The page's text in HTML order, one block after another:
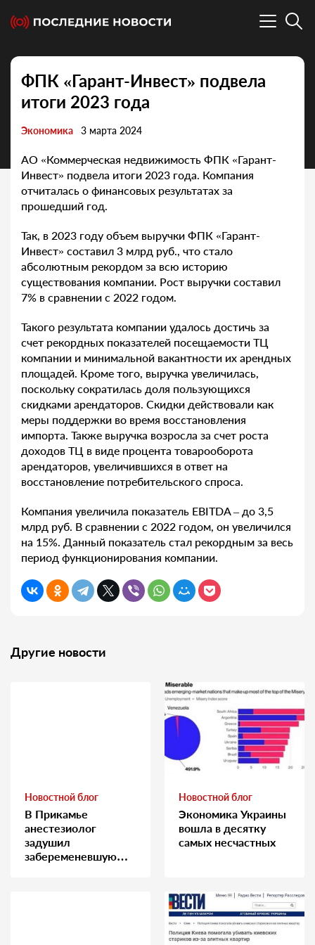
ФПК «Гарант-Инвест» подвела
итоги 2023 года
Экономика 3 марта 2024
АО «Коммерческая недвижимость ФПК «Гарант-
Инвест» подвела итоги 2023 года. Компания
отчиталась о финансовых результатах за
прошедший год.
Так, в 2023 году объем выручки ФПК «Гарант-
Инвест» составил 3 млрд руб., что стало
абсолютным рекордом за всю историю
существования компании. Рост выручки составил
7% в сравнении с 2022 годом.
Такого результата компании удалось достичь за
счет рекордных показателей посещаемости ТЦ
компании и минимальной вакантности их арендных
площадей. Кроме того, выручка увеличилась,
поскольку сократилась доля пользующихся
скидками арендаторов. Скидки действовали как
меры поддержки во время восстановления
импорта. Также выручка возросла за счет роста
доходов ТЦ в виде процента товарооборота
арендаторов, увеличившихся в ответ на
восстановление потребительского спроса.
Компания увеличила показатель EBITDA – до 3,5
млрд руб. В сравнении с 2022 годом, он увеличился
на 15%. Данный показатель стал рекордным за весь
период функционирования компании.
Другие новости
Новостной блог
В Прикамье
анестезиолог
задушил
забеременевшую
Новостной блог
Экономика Украины
вошла в десятку
самых несчастных